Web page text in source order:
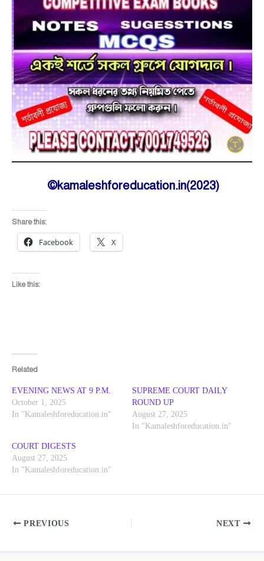
©kamaleshforeducation.in(2023)
Share this:
Facebook X
Like this:
Related
EVENING NEWS AT 9 P.M.
October 1, 2025
In "Kamaleshforeducation.in"
SUPREME COURT DAILY
ROUND UP
August 27, 2025
In "Kamaleshforeducation.in"
COURT DIGESTS
August 27, 2025
In "Kamaleshforeducation.in"
PREVIOUS NEXT